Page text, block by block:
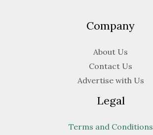
Company
About Us
Contact Us
Advertise with Us
Legal
Terms and Conditions